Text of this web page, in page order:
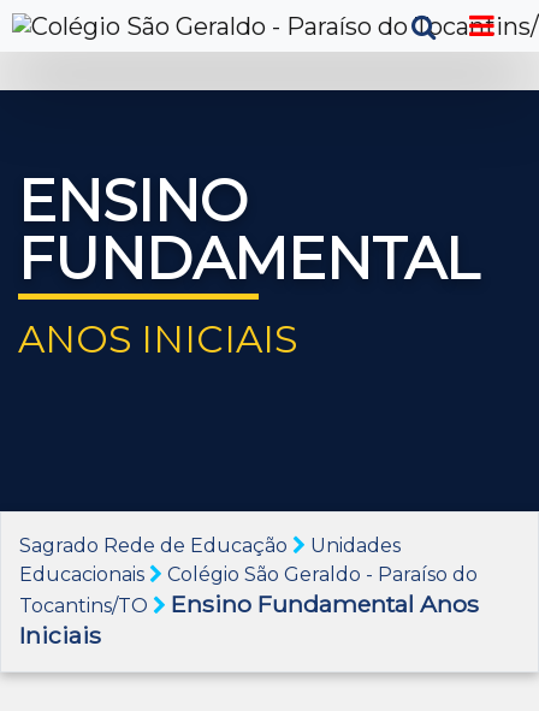
ENSINO
FUNDAMENTAL
ANOS INICIAIS
Sagrado Rede de Educação
Unidades
Educacionais
Colégio São Geraldo - Paraíso do
Tocantins/TO
Ensino Fundamental Anos
Iniciais